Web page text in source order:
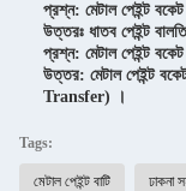
প্রশ্ন: মেটাল পেইন্ট
উত্তরঃ ধাতব পেইন্ট
প্রশ্ন: মেটাল পেইন্ট বকেট
উত্তর: মেটাল পেইন্ট
Transfer) ।
Tags:
মেটাল পেইন্ট বাটি ঢাকনা